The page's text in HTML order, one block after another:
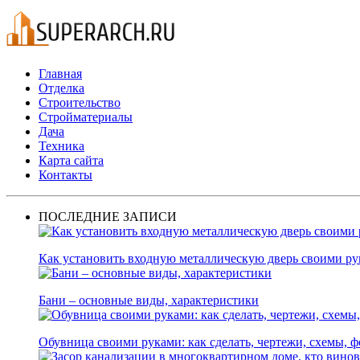
Главная
Отделка
Строительство
Стройматериалы
Дача
Техника
Карта сайта
Контакты
ПОСЛЕДНИЕ ЗАПИСИ
Как установить входную металлическую дверь своими
Бани – основные виды, характеристики
Обувница своими руками: как сделать, чертежи, схемы,